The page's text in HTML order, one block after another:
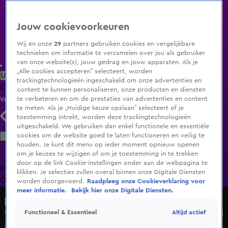
Uitzending Gemist Populaire programma's Zenders Genres
ClipsFilmsRadioSmart TV inlogShop
Volg KIJK
Zoeken
HomeUitzending Gemist Programma's De Bondgenoten
OranjezomerLivestreamsShop
Vrouw schat leeftijd van jarige Hélène compleet verkeerd
Jouw cookievoorkeuren
Wij en onze29 partners gebruiken cookies en vergelijkbare
technieken om informatie te verzamelen over jou als gebruiker
van onze website(s), jouw gedrag en jouw apparaten. Als je
„Alle cookies accepteren” selecteert, worden
trackingtechnologieën ingeschakeld om onze advertenties en
content te kunnen personaliseren, onze producten en diensten
te verbeteren en om de prestaties van advertenties en content
te meten. Als je „Huidige keuze opslaan” selecteert of je
toestemming intrekt, worden deze trackingtechnologieën
uitgeschakeld. We gebruiken dan enkel functionele en essentiële
cookies om de website goed te laten functioneren en veilig te
houden. Je kunt dit menu op ieder moment opnieuw openen
om je keuzes te wijzigen of om je toestemming in te trekken
door op de link Cookie-instellingen onder aan de webpagina te
klikken. Je selecties zullen overal binnen onze Digitale Diensten
worden doorgevoerd.
Raadpleeg onze Cookieverklaring voor
meer informatie.
Bekijk hier onze Digitale Diensten.
Functioneel & Essentieel Altijd actief